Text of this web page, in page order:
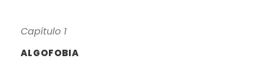
Capítulo 1
ALGOFOBIA